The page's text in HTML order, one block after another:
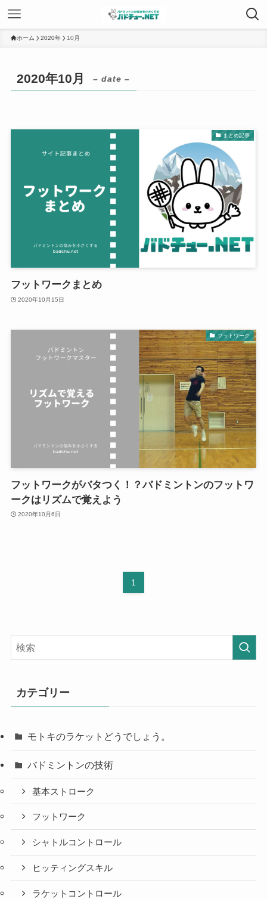
ホーム 2020年 10月
2020年10月 – date –
まとめ記事
フットワークまとめ
2020年10月15日
フットワーク
フットワークがバタつく！？バドミントンのフットワ
ークはリズムで覚えよう
2020年10月6日
1
カテゴリー
モトキのラケットどうでしょう。
バドミントンの技術
基本ストローク
フットワーク
シャトルコントロール
ヒッティングスキル
ラケットコントロール